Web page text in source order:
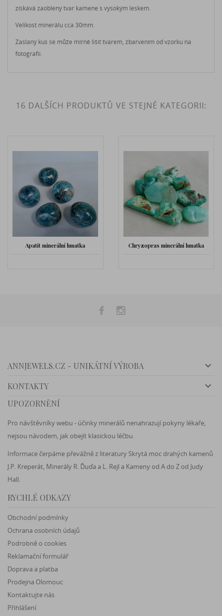
získává zaoblený tvar kamene s vysokým leskem.
Velikost minerálu cca 30mm.
Zaslaný kus se může mírně lišit tvarem, zbarvením od vzorku na
fotografii.
16 DALŠÍCH PRODUKTŮ VE STEJNÉ KATEGORII:
Chryzopras minerální hmatka
Araukarit - zkamenělé dřevo -
ANNJEWELS.CZ - UNIKÁTNÍ VÝROBA 
KONTAKTY 
UPOZORNĚNÍ
Pro návštěvníky webu - účinky minerálů nenahrazují pokyny lékaře,
nejsou návodem, jak obejít klasickou léčbu.
Informace čerpáme převážně z literatury Skrytá moc drahých kamenů
J.P. Kreperát, Minerály R. Ďuďa a L. Rejl a Kameny od A do Z od Judy
Hall.
RYCHLÉ ODKAZY
Obchodní podmínky
Ochrana osobních údajů
Podrobně o cookies
Reklamační formulář
Doprava a platba
Prodejna Olomouc
Kontaktujte nás
Přihlášení